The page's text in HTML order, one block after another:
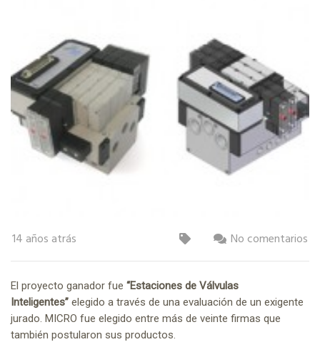
14 años atrás No comentarios
El proyecto ganador fue “Estaciones de Válvulas
Inteligentes” elegido a través de una evaluación de un exigente
jurado. MICRO fue elegido entre más de veinte firmas que
también postularon sus productos.